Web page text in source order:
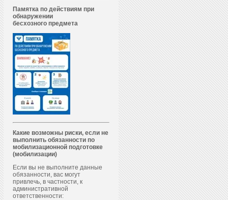
Памятка по действиям при
обнаружении
бесхозного предмета
Какие возможны риски, если не
выполнить обязанности по
мобилизационной подготовке
(мобилизации)
Если вы не выполните данные
обязанности, вас могут
привлечь, в частности, к
административной
ответственности: